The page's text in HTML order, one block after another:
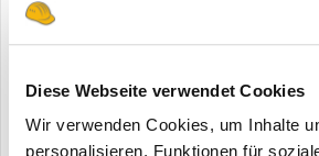
Diese Webseite verwendet Cookies
Wir verwenden Cookies, um Inhalte
personalisieren, Funktionen für
Einfache und sichere Integration
Beim innovativen Hubmodus handelt es
von Ausrüstungskomponenten
Bewegungsgeschwindigkeit der
Hubvorgangs zu regeln und so für eine